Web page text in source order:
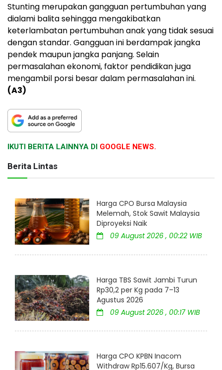
Stunting merupakan gangguan pertumbuhan yang
dialami balita sehingga mengakibatkan
keterlambatan pertumbuhan anak yang tidak sesuai
dengan standar. Gangguan ini berdampak jangka
pendek maupun jangka panjang. Selain
permasalahan ekonomi, faktor pendidikan juga
mengambil porsi besar dalam permasalahan ini.
(A3)
IKUTI BERITA LAINNYA DI GOOGLE NEWS.
Berita Lintas
Harga CPO Bursa Malaysia
Melemah, Stok Sawit Malaysia
Diproyeksi Naik
09 August 2026 , 00:22 WIB
Harga TBS Sawit Jambi Turun
Rp30,2 per Kg pada 7–13
Agustus 2026
09 August 2026 , 00:17 WIB
Harga CPO KPBN Inacom
Withdraw Rp15.607/Kg, Bursa